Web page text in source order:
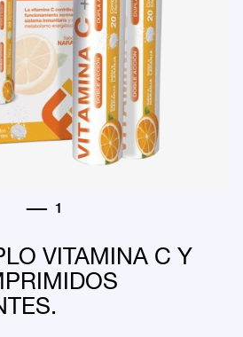
VITAMINA C Y